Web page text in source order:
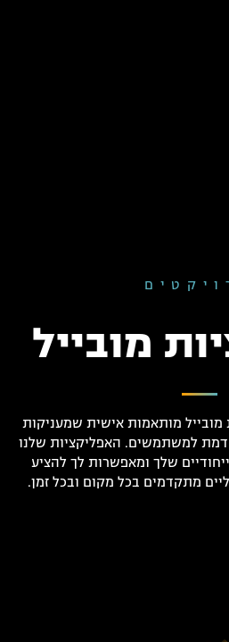
מובייל
מובייל מותאמות אישית שמעניקות
למשתמשים. האפליקציות שלנו
שלך ומאפשרות לך להציע
מתקדמים בכל מקום ובכל זמן.